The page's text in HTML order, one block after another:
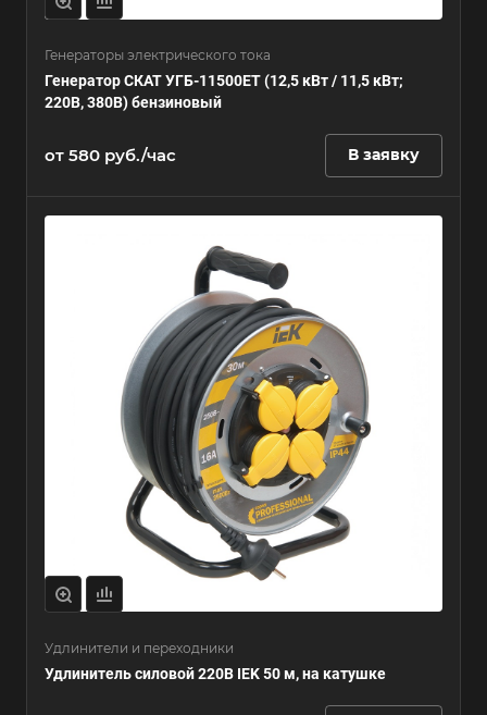
Генераторы электрического тока
Генератор СКАТ УГБ-11500ЕТ (12,5 кВт / 11,5 кВт;
220В, 380В) бензиновый
от 580 руб./час В заявку
Удлинители и переходники
Удлинитель силовой 220В IEK 50 м, на катушке